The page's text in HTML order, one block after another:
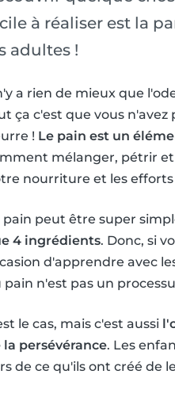
à réaliser est la
adultes !
a rien de mieux que
ça c'est que vous n'avez
! Le pain est un
mélanger, pétrir
nourriture et les
pain peut être super
4 ingrédients. Donc, si
d'apprendre avec
pain n'est pas un
le cas, mais c'est aussi
la persévérance. Les
de ce qu'ils ont créé de